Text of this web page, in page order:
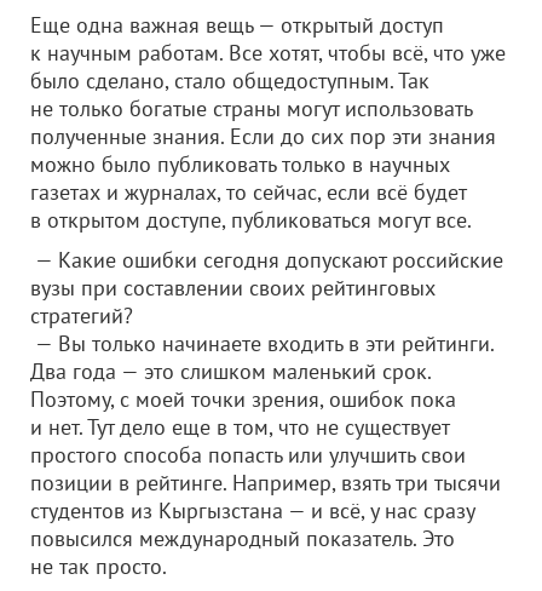
Еще одна важная вещь — открытый доступ
к научным работам. Все хотят, чтобы всё, что уже
было сделано, стало общедоступным. Так
не только богатые страны могут использовать
полученные знания. Если до сих пор эти знания
можно было публиковать только в научных
газетах и журналах, то сейчас, если всё будет
в открытом доступе, публиковаться могут все.
— Какие ошибки сегодня допускают российские
вузы при составлении своих рейтинговых
стратегий?
— Вы только начинаете входить в эти рейтинги.
Два года — это слишком маленький срок.
Поэтому, с моей точки зрения, ошибок пока
и нет. Тут дело еще в том, что не существует
простого способа попасть или улучшить свои
позиции в рейтинге. Например, взять три тысячи
студентов из Кыргызстана — и всё, у нас сразу
повысился международный показатель. Это
не так просто.